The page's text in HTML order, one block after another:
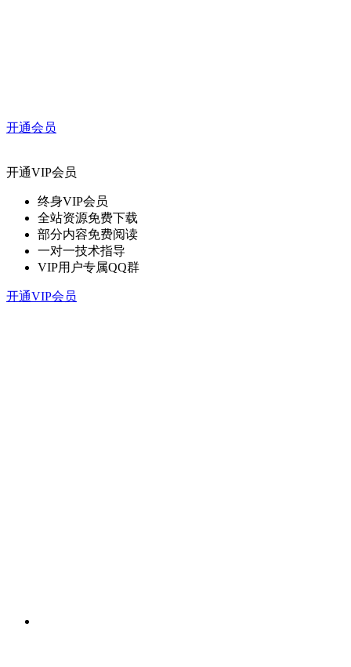
开通会员
开通VIP会员
终身VIP会员
全站资源免费下载
部分内容免费阅读
一对一技术指导
VIP用户专属QQ群
开通VIP会员